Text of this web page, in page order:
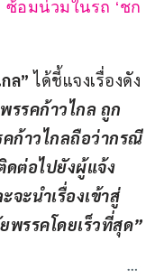
อมน่วมในรถ ‘ชก
ล” ได้ชี้แจงเรื่องดัง
รรคก้าวไกล ถูก
คก้าวไกลถือว่ากรณี
ดต่อไปยังผู้แจ้ง
จะนำเรื่องเข้าสู่
รรคโดยเร็วที่สุด”